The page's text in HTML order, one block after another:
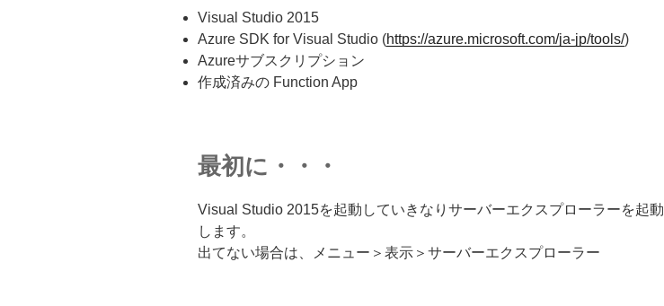
Visual Studio 2015
Azure SDK for Visual Studio (https://azure.microsoft.com/ja-jp/tools/)
Azureサブスクリプション
作成済みの Function App
最初に・・・
Visual Studio 2015を起動していきなりサーバーエクスプローラーを起動
します。
出てない場合は、メニュー＞表示＞サーバーエクスプローラー